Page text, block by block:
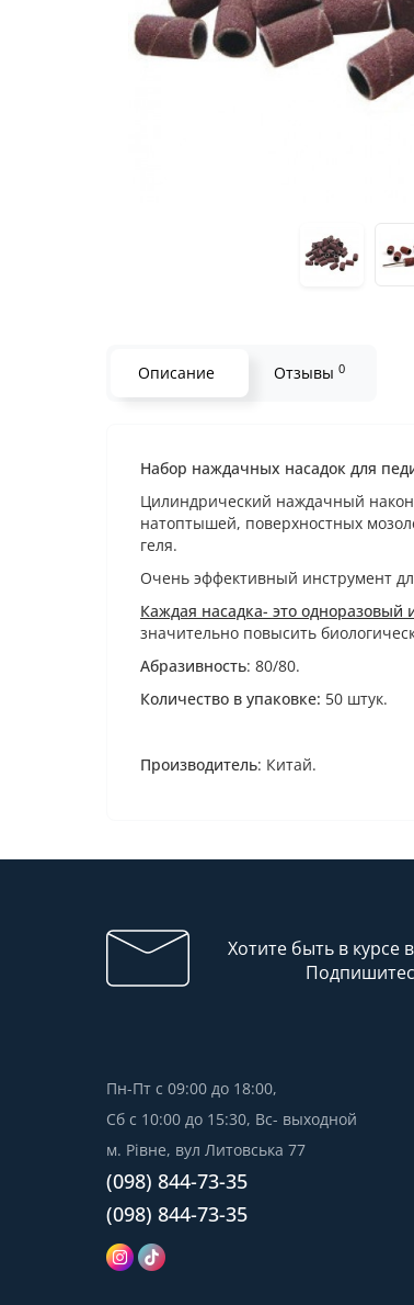
Описание Отзывы 0
Набор наждачных насадок для
Цилиндрический наждачный
натоптышей, поверхностных
геля.
Очень эффективный инструмент
Каждая насадка- это одноразовый
значительно повысить
Абразивность: 80/80.
Количество в упаковке: 50 штук.
Производитель: Китай.
Хотите быть в курсе
Пн-Пт с 09:00 до 18:00,
Сб с 10:00 до 15:30, Вс- выходной
м. Рівне, вул Литовська 77
(098) 844-73-35
(098) 844-73-35